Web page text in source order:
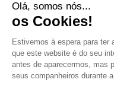
Olá, somos nós...
os Cookies!
Estivemos à espera para ter
que este website é do seu
antes de aparecermos, mas
seus companheiros durante